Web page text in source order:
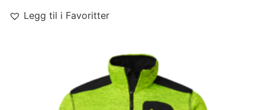
Legg til i Favoritter